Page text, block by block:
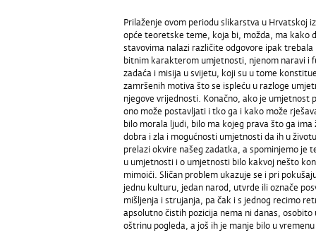
Prilaženje ovom periodu slikarstva u Hrvatskoj
opće teoretske teme, koja bi, možda, ma kako
stavovima nalazi različite odgovore ipak
bitnim karakterom umjetnosti, njenom naravi i
zadaća i misija u svijetu, koji su u tome
zamršenih motiva što se ispleću u razloge
njegove vrijednosti. Konačno, ako je umjetnost
ono može postavljati i tko ga i kako može
bilo morala ljudi, bilo ma kojeg prava što ga
dobra i zla i mogućnosti umjetnosti da ih u
prelazi okvire našeg zadatka, a spominjemo je
u umjetnosti i o umjetnosti bilo kakvoj nešto
mimoići. Sličan problem ukazuje se i pri
jednu kulturu, jedan narod, utvrde ili označe
mišljenja i strujanja, pa čak i s jednog recimo
apsolutno čistih pozicija nema ni danas,
oštrinu pogleda, a još ih je manje bilo u